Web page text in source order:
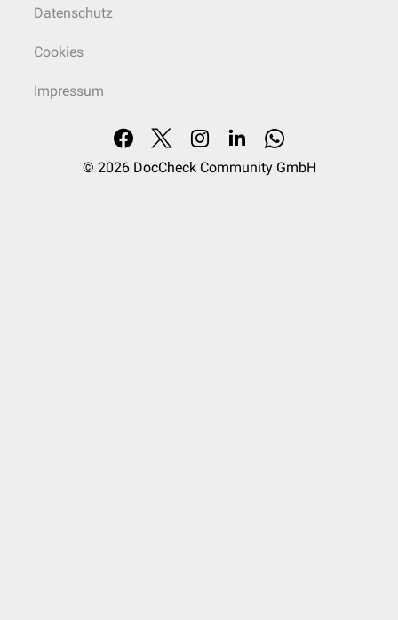
Datenschutz
Cookies
Impressum
© 2026 DocCheck Community GmbH